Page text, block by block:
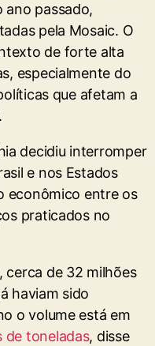
ano passado,
pela Mosaic. O
de forte alta
especialmente do
que afetam a
decidiu interromper
e nos Estados
econômico entre os
praticados no
cerca de 32 milhões
haviam sido
o volume está em
de toneladas, disse